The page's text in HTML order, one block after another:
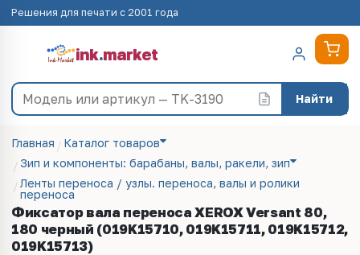
Решения для печати с 2001 года
ink.market
Найти
Главная
Каталог товаров
Зип и компоненты: барабаны, валы, ракели, зип
Ленты переноса / узлы. переноса, валы и ролики
переноса
Фиксатор вала переноса XEROX Versant 80,
180 черный (019K15710, 019K15711, 019K15712,
019K15713)